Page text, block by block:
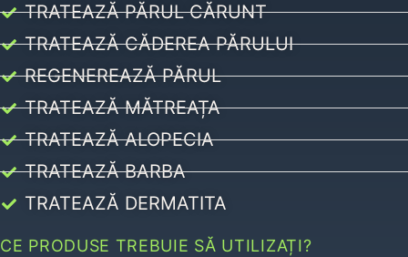
TRATEAZĂ PĂRUL CĂRUNT
TRATEAZĂ CĂDEREA PĂRULUI
REGENEREAZĂ PĂRUL
TRATEAZĂ MĂTREAȚA
TRATEAZĂ ALOPECIA
TRATEAZĂ BARBA
TRATEAZĂ DERMATITA
CE PRODUSE TREBUIE SĂ UTILIZAȚI?